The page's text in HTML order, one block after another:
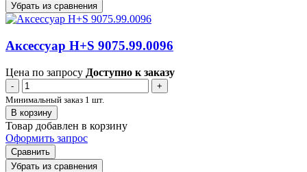
Убрать из сравнения
Аксессуар H+S 9075.99.0096
Цена по запросу Доступно к заказу
-
+
Минимальный заказ 1 шт.
В корзину
Товар добавлен в корзину
Оформить запрос
Сравнить
Убрать из сравнения